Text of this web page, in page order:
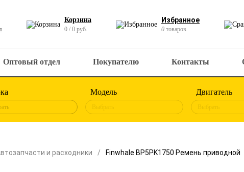
Корзина
0 / 0 руб.
Избранное
0 товаров
Оптовый отдел Покупателю Контакты
Модель
Выбрать
Двигатель
Выбрать
и расходники Finwhale BP5PK1750 Ремень приводной